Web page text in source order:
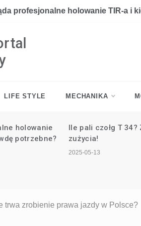
samochód z padłym
LIFE STYLE MECHANIKA
dane
Mobilny
trwa zrobienie prawa jazdy w Polsce?